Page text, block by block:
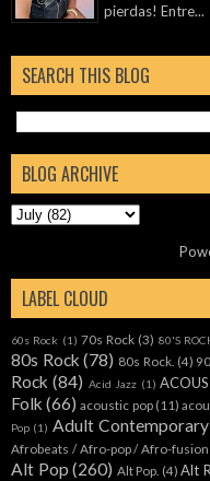
pierdas! Entre...
SEARCH THIS BLOG
BLOG ARCHIVE
LABEL CLOUD
60s Rock (1) 70s Rock (3) 80'S
80s Rock (78) 80s Rock. (4)
Rock (84) Acid Jazz (1)
Folk (66) acoustic pop (11)
Pop (1) Adult Contemporary
Afrobeats / Afro-pop / Afro-fusion
Alt Pop (260) Alt Pop. (4) Alt